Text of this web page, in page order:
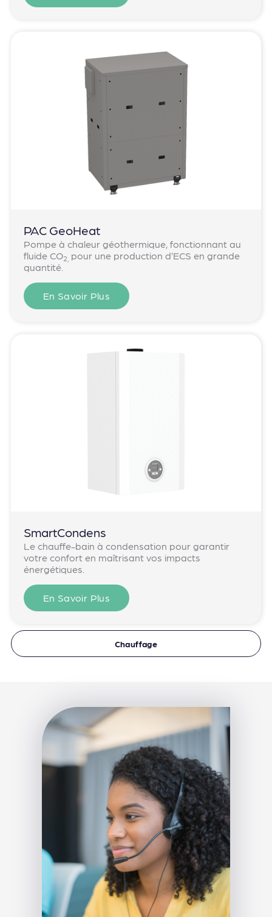
Chauffage
PAC GeoHeat ​
Pompe à chaleur géothermique, fonctionnant au
fluide CO2, pour une production d’ECS en grande
quantité.
En Savoir Plus
SmartCondens
Le chauffe-bain à condensation pour garantir
votre confort en maîtrisant vos impacts
énergétiques.
En Savoir Plus